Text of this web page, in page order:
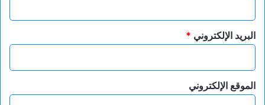
البريد الإلكتروني *
الموقع الإلكتروني